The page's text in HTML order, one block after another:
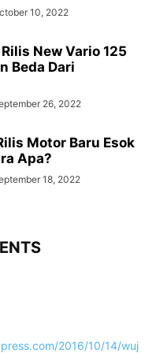
10, 2022
New Vario 125
Beda Dari
26, 2022
Motor Baru Esok
Apa?
18, 2022
2016/10/14/wuj